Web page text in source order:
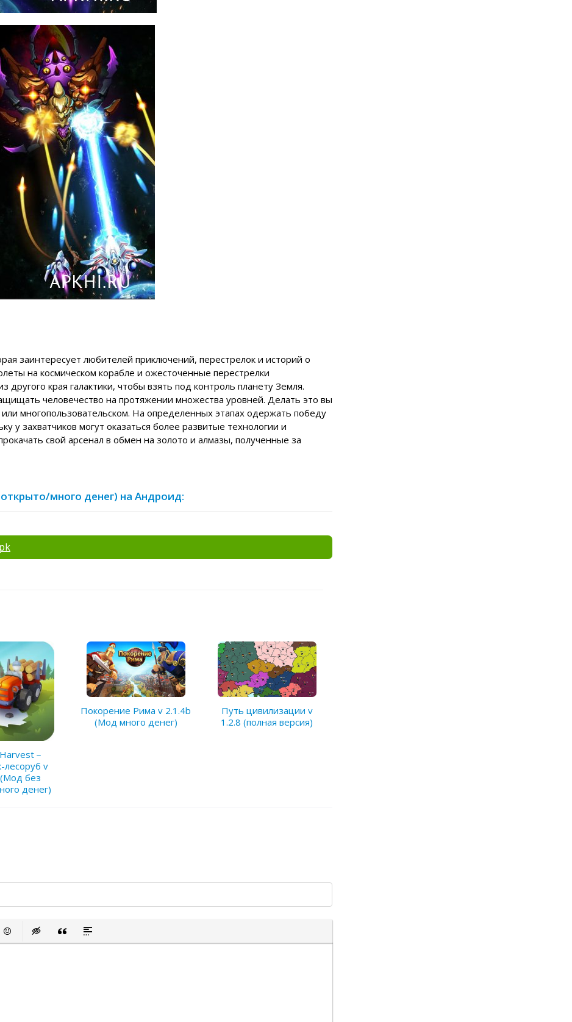
заинтересует любителей приключений, перестрелок и историй о
на космическом корабле и ожесточенные перестрелки
края галактики, чтобы взять под контроль планету Земля.
человечество на протяжении множества уровней. Делать это вы
многопользовательском. На определенных этапах одержать победу
у захватчиков могут оказаться более развитые технологии и
свой арсенал в обмен на золото и алмазы, полученные за
много денег) на Андроид:
－
лесоруб v
без
денег)
Покорение Рима v 2.1.4b
(Мод много денег)
Путь цивилизации v
1.2.8 (полная версия)
списоксписок
смайлик
Вставка скрытого текста
Вставка цитаты
Вставка спойлера